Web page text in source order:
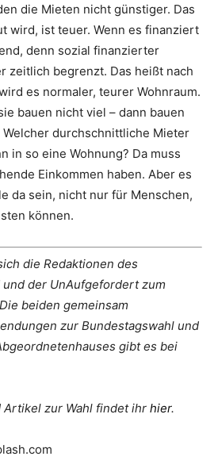
die Mieten nicht günstiger. Das
wird, ist teuer. Wenn es finanziert
denn sozial finanzierter
zeitlich begrenzt. Das heißt nach
es normaler, teurer Wohnraum.
bauen nicht viel – dann bauen
durchschnittliche Mieter
in so eine Wohnung? Da muss
Einkommen haben. Aber es
da sein, nicht nur für Menschen,
können.
die Redaktionen des
und der UnAufgefordert zum
beiden gemeinsam
zur Bundestagswahl und
gibt es bei
zur Wahl findet ihr hier.